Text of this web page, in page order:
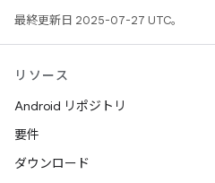
最終更新日 2025-07-27 UTC。
リソース
Android リポジトリ
要件
ダウンロード